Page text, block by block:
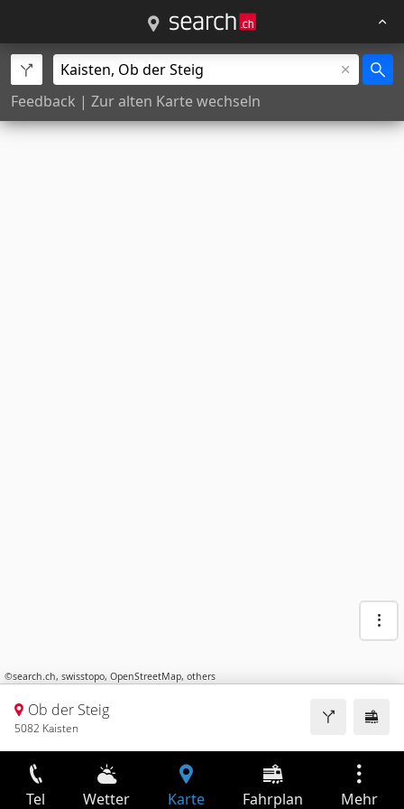
Feedback | Zur alten Karte wechseln
©search.ch, swisstopo, OpenStreetMap, others
Ob der Steig
5082 Kaisten
Tel Wetter Karte Fahrplan Mehr